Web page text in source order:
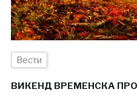
Вести
ВИКЕНД ВРЕМЕНСКА